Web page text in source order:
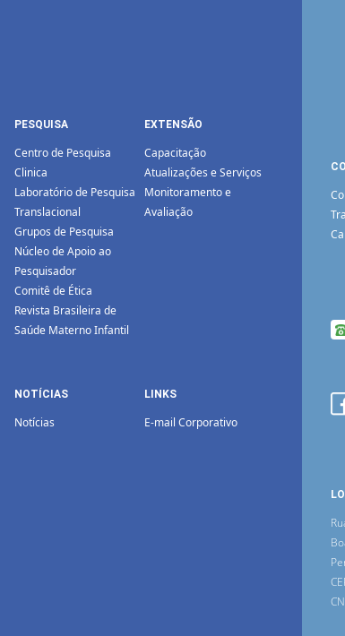
PESQUISA
Centro de Pesquisa
Clinica
Laboratório de Pesquisa
Translacional
Grupos de Pesquisa
Núcleo de Apoio ao
Pesquisador
Comitê de Ética
Revista Brasileira de
Saúde Materno Infantil
EXTENSÃO
Capacitação
Atualizações e Serviços
Monitoramento e
Avaliação
NOTÍCIAS
Notícias
LINKS
E-mail Corporativo